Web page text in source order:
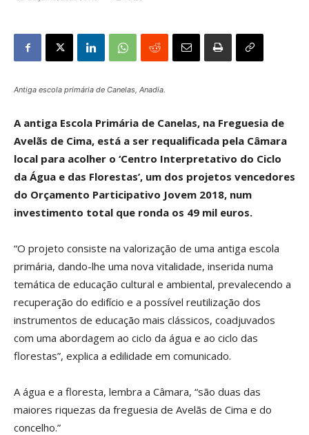
Antiga escola primária de Canelas, Anadia.
A antiga Escola Primária de Canelas, na Freguesia de
Avelãs de Cima, está a ser requalificada pela Câmara
local para acolher o ‘Centro Interpretativo do Ciclo
da Água e das Florestas’, um dos projetos vencedores
do Orçamento Participativo Jovem 2018, num
investimento total que ronda os 49 mil euros.
“O projeto consiste na valorização de uma antiga escola
primária, dando-lhe uma nova vitalidade, inserida numa
temática de educação cultural e ambiental, prevalecendo a
recuperação do edifício e a possível reutilização dos
instrumentos de educação mais clássicos, coadjuvados
com uma abordagem ao ciclo da água e ao ciclo das
florestas”, explica a edilidade em comunicado.
A água e a floresta, lembra a Câmara, “são duas das
maiores riquezas da freguesia de Avelãs de Cima e do
concelho.”